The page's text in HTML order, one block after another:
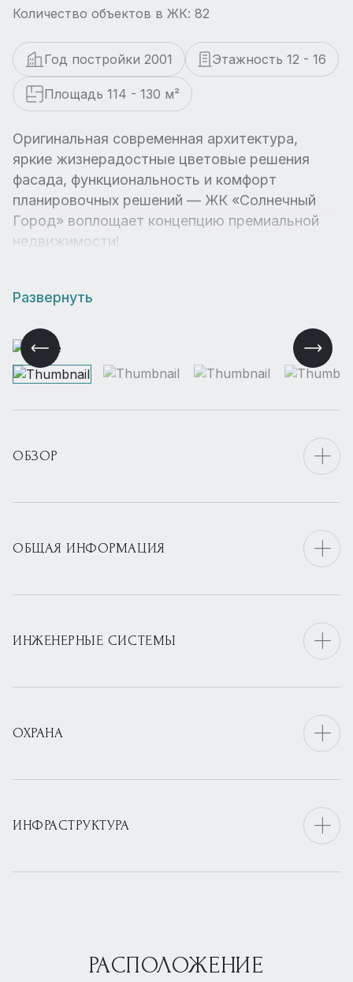
Количество объектов в ЖК: 82
Год постройки 2001 Этажность 12 - 16
Площадь 114 - 130 м²
Оригинальная современная архитектура,
яркие жизнерадостные цветовые решения
фасада, функциональность и комфорт
планировочных решений — ЖК «Солнечный
Город» воплощает концепцию премиальной
недвижимости!
Развернуть
ОБЗОР
ОБЩАЯ ИНФОРМАЦИЯ
ИНЖЕНЕРНЫЕ СИСТЕМЫ
ОХРАНА
ИНФРАСТРУКТУРА
РАСПОЛОЖЕНИЕ